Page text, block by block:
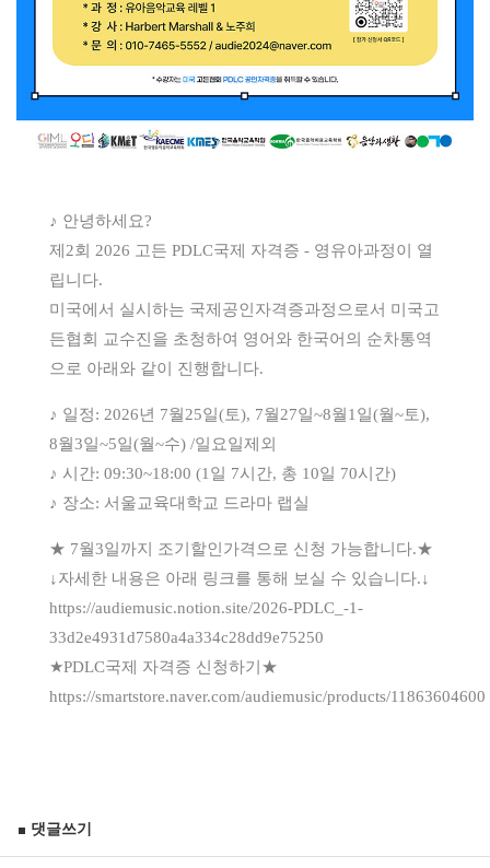
♪ 안녕하세요?
제2회 2026 고든 PDLC국제 자격증 - 영유아과정이 열
립니다.
미국에서 실시하는 국제공인자격증과정으로서 미국고
든협회 교수진을 초청하여 영어와 한국어의 순차통역
으로 아래와 같이 진행합니다.
♪ 일정: 2026년 7월25일(토), 7월27일~8월1일(월~토),
8월3일~5일(월~수) /일요일제외
♪ 시간: 09:30~18:00 (1일 7시간, 총 10일 70시간)
♪ 장소: 서울교육대학교 드라마 랩실
★ 7월3일까지 조기할인가격으로 신청 가능합니다.★
↓자세한 내용은 아래 링크를 통해 보실 수 있습니다.↓
https://audiemusic.notion.site/2026-PDLC_-1-
33d2e4931d7580a4a334c28dd9e75250
★PDLC국제 자격증 신청하기★
https://smartstore.naver.com/audiemusic/products/11863604600
댓글쓰기